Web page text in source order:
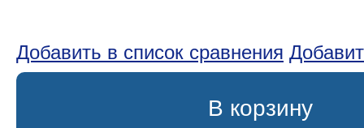
Добавить в список сравнения
В корзину